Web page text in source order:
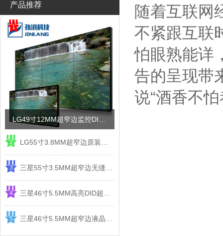
产品推荐
1
2
3
4
5
随着互联网
不紧跟互联
怕眼熟能详
告的呈现带
说“酒香不